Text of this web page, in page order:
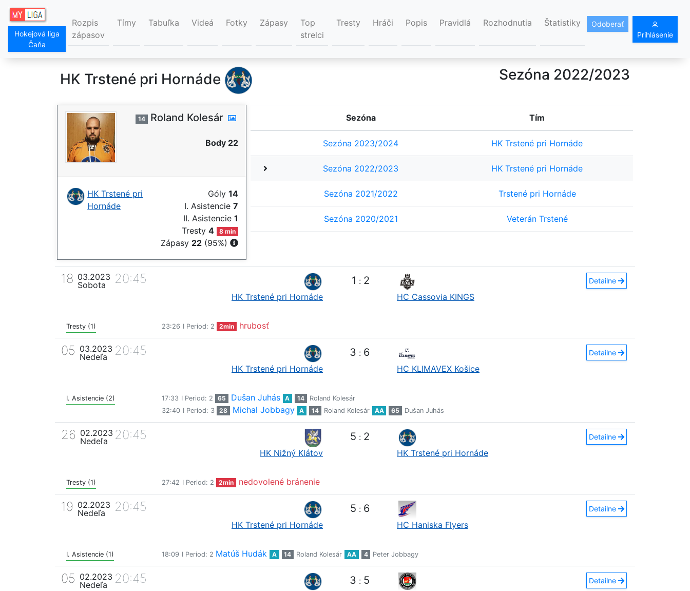
Hokejová liga
Čaňa
Rozpis
zápasov
Tímy Tabuľka Videá Fotky Zápasy
Top
strelci
Tresty Hráči Popis Pravidlá Rozhodnutia Štatistiky
Odoberať
Prihlásenie
HK Trstené pri Hornáde Sezóna 2022/2023
14 Roland Kolesár
Body 22
HK Trstené pri
Hornáde
Góly 14
I. Asistencie 7
II. Asistencie 1
Tresty4 8 min
Zápasy 22 (95%)
Sezóna Tím
Sezóna 2023/2024 HK Trstené pri Hornáde
Sezóna 2022/2023 HK Trstené pri Hornáde
Sezóna 2021/2022 Trstené pri Hornáde
Sezóna 2020/2021 Veterán Trstené
18 03.2023
Sobota
20:45
HK Trstené pri Hornáde
1 : 2
HC Cassovia KINGS
Detailne
Tresty (1) 23:26 I Period: 2 2min hrubosť
05 03.2023
Nedeľa
20:45
HK Trstené pri Hornáde
3 : 6
HC KLIMAVEX Košice
Detailne
I. Asistencie (2) 17:33 I Period: 2 65 Dušan Juhás A 14
Roland Kolesár
32:40 I Period: 3 28 Michal Jobbagy A 14 Roland Kolesár AA 65 Dušan Juhás
26 02.2023
Nedeľa
20:45
HK Nižný Klátov
5 : 2
HK Trstené pri Hornáde
Detailne
Tresty (1) 27:42 I Period: 2 2min nedovolené bránenie
19 02.2023
Nedeľa
20:45
HK Trstené pri Hornáde
5 : 6
HC Haniska Flyers
Detailne
I. Asistencie (1) 18:09 I Period: 2 Matúš Hudák A 14 Roland Kolesár AA 4 Peter Jobbagy
05 02.2023
Nedeľa
20:45 3 : 5 Detailne